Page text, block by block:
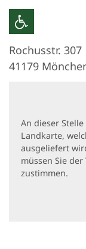
Rochusstr. 307
41179
An dieser
Landkarte,
ausgeliefert
müssen Sie
zustimmen.